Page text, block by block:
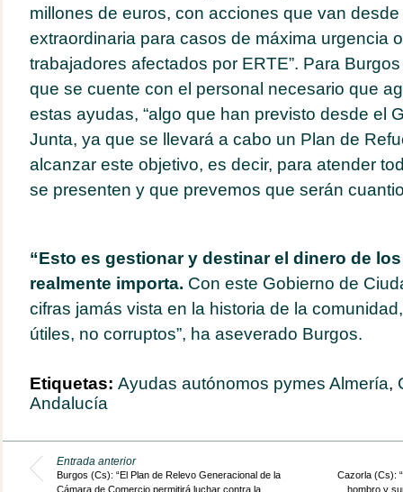
millones de euros, con acciones que van
extraordinaria para casos de máxima urgencia
trabajadores afectados por ERTE”. Para
que se cuente con el personal necesario que
estas ayudas, “algo que han previsto desde el
Junta, ya que se llevará a cabo un Plan de
alcanzar este objetivo, es decir, para atender
se presenten y que prevemos que serán
“Esto es gestionar y destinar el dinero de
realmente importa. Con este Gobierno de
cifras jamás vista en la historia de la
útiles, no corruptos”, ha aseverado Burgos.
Etiquetas: Ayudas autónomos pymes Almería,
Andalucía
Entrada anterior
Burgos (Cs): “El Plan de Relevo Generacional de la
Cámara de Comercio permitirá luchar contra la
Cazorla (Cs):
hombro y